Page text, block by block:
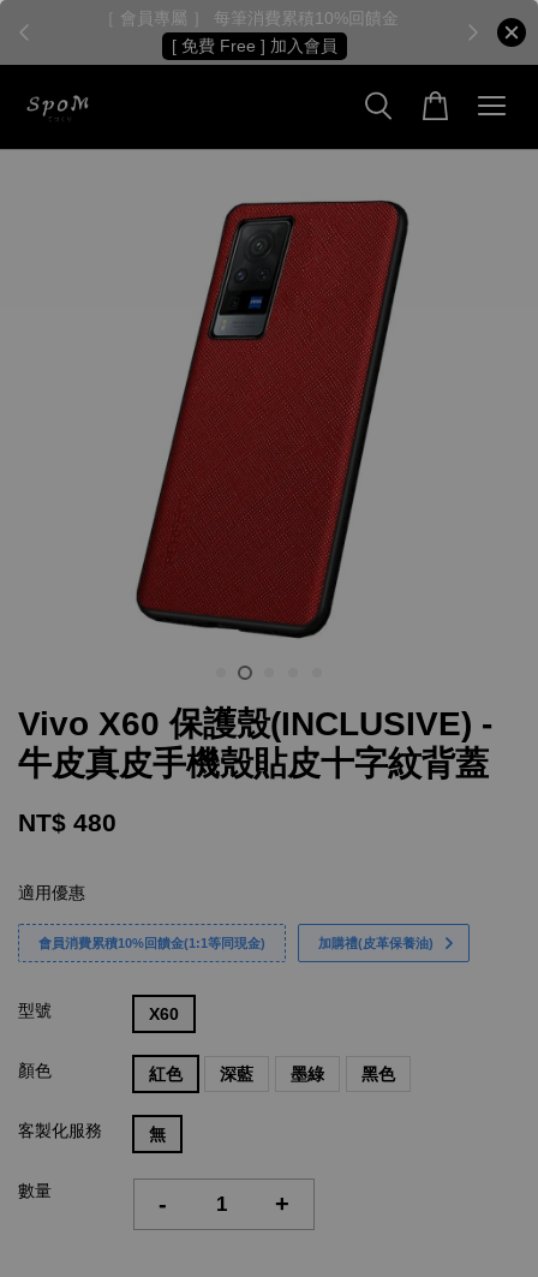
［ 會員專屬 ］ 每筆消費累積10%回饋金
[ 免費 Free ] 加入會員
Vivo X60 保護殼(INCLUSIVE) -
牛皮真皮手機殼貼皮十字紋背蓋
NT$ 480
適用優惠
會員消費累積10%回饋金(1:1等同現金) 加購禮(皮革保養油)
型號 X60
顏色 紅色 深藍 墨綠 黑色
客製化服務 無
數量 - +